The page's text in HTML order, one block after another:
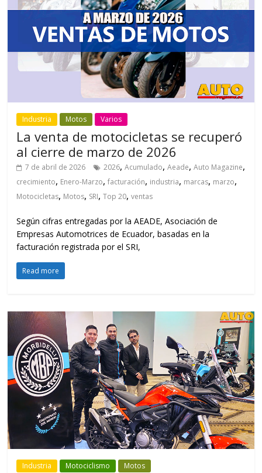
Industria Motos Varios
La venta de motocicletas se recuperó
al cierre de marzo de 2026
7 de abril de 2026 2026,Acumulado,Aeade,Auto Magazine,
crecimiento, Enero-Marzo,facturación, industria, marcas, marzo,
Motocicletas, Motos, SRI,Top 20,ventas
Según cifras entregadas por la AEADE, Asociación de
Empresas Automotrices de Ecuador, basadas en la
facturación registrada por el SRI,
Read more
Industria Motociclismo Motos